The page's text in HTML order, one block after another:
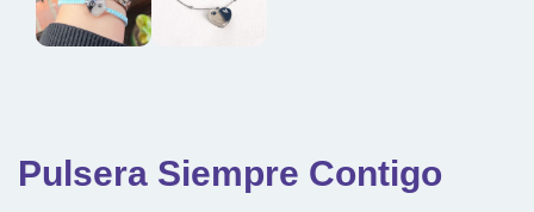
Pulsera Siempre Contigo